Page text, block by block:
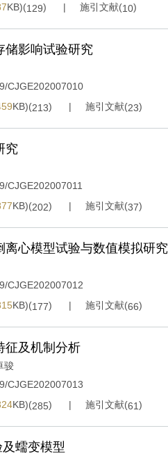
KB)(129) 施引文献(10)
储影响试验研究
CJGE202007010
KB)(213) 施引文献(23)
究
CJGE202007011
KB)(202) 施引文献(37)
心模型试验与数值模拟研究
CJGE202007012
KB)(177) 施引文献(66)
征及机制分析
骏
CJGE202007013
KB)(285) 施引文献(61)
蠕变模型